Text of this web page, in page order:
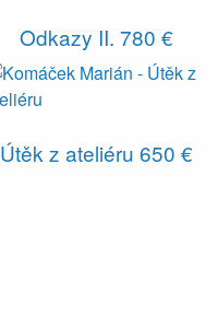
Odkazy II. 780 €
Útěk z ateliéru 650 €